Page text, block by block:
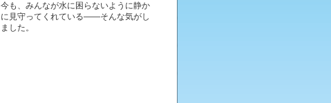
今も、みんなが水に困らないように静か
に見守ってくれている――そんな気がし
ました。